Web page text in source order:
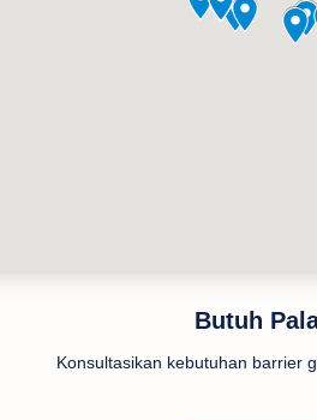
Butuh
Konsultasikan kebutuhan barrier